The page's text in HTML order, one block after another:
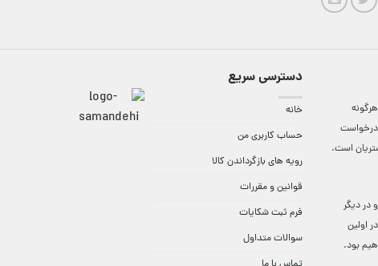
درخواست
است.
شنبه تا چهارشنبه از ساعت 9:30 الی 18 و در دیگر
اولین
بود.
دسترسی سریع
خانه
حساب کاربری من
رویه های بازگرداندن کالا
قوانین و مقررات
فرم ثبت شکایات
سوالات متداول